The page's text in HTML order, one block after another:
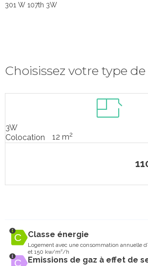
301 W 107th 3W
Choisissez votre type
3W
Colocation
12 m2
Classe énergie
Logement avec une consommation annuelle
et 150 kw/m²/h
Emissions de gaz à effet de